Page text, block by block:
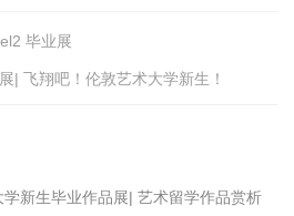
毕业展
| 飞翔吧！伦敦艺术大学新生！
新生毕业作品展| 艺术留学作品赏析